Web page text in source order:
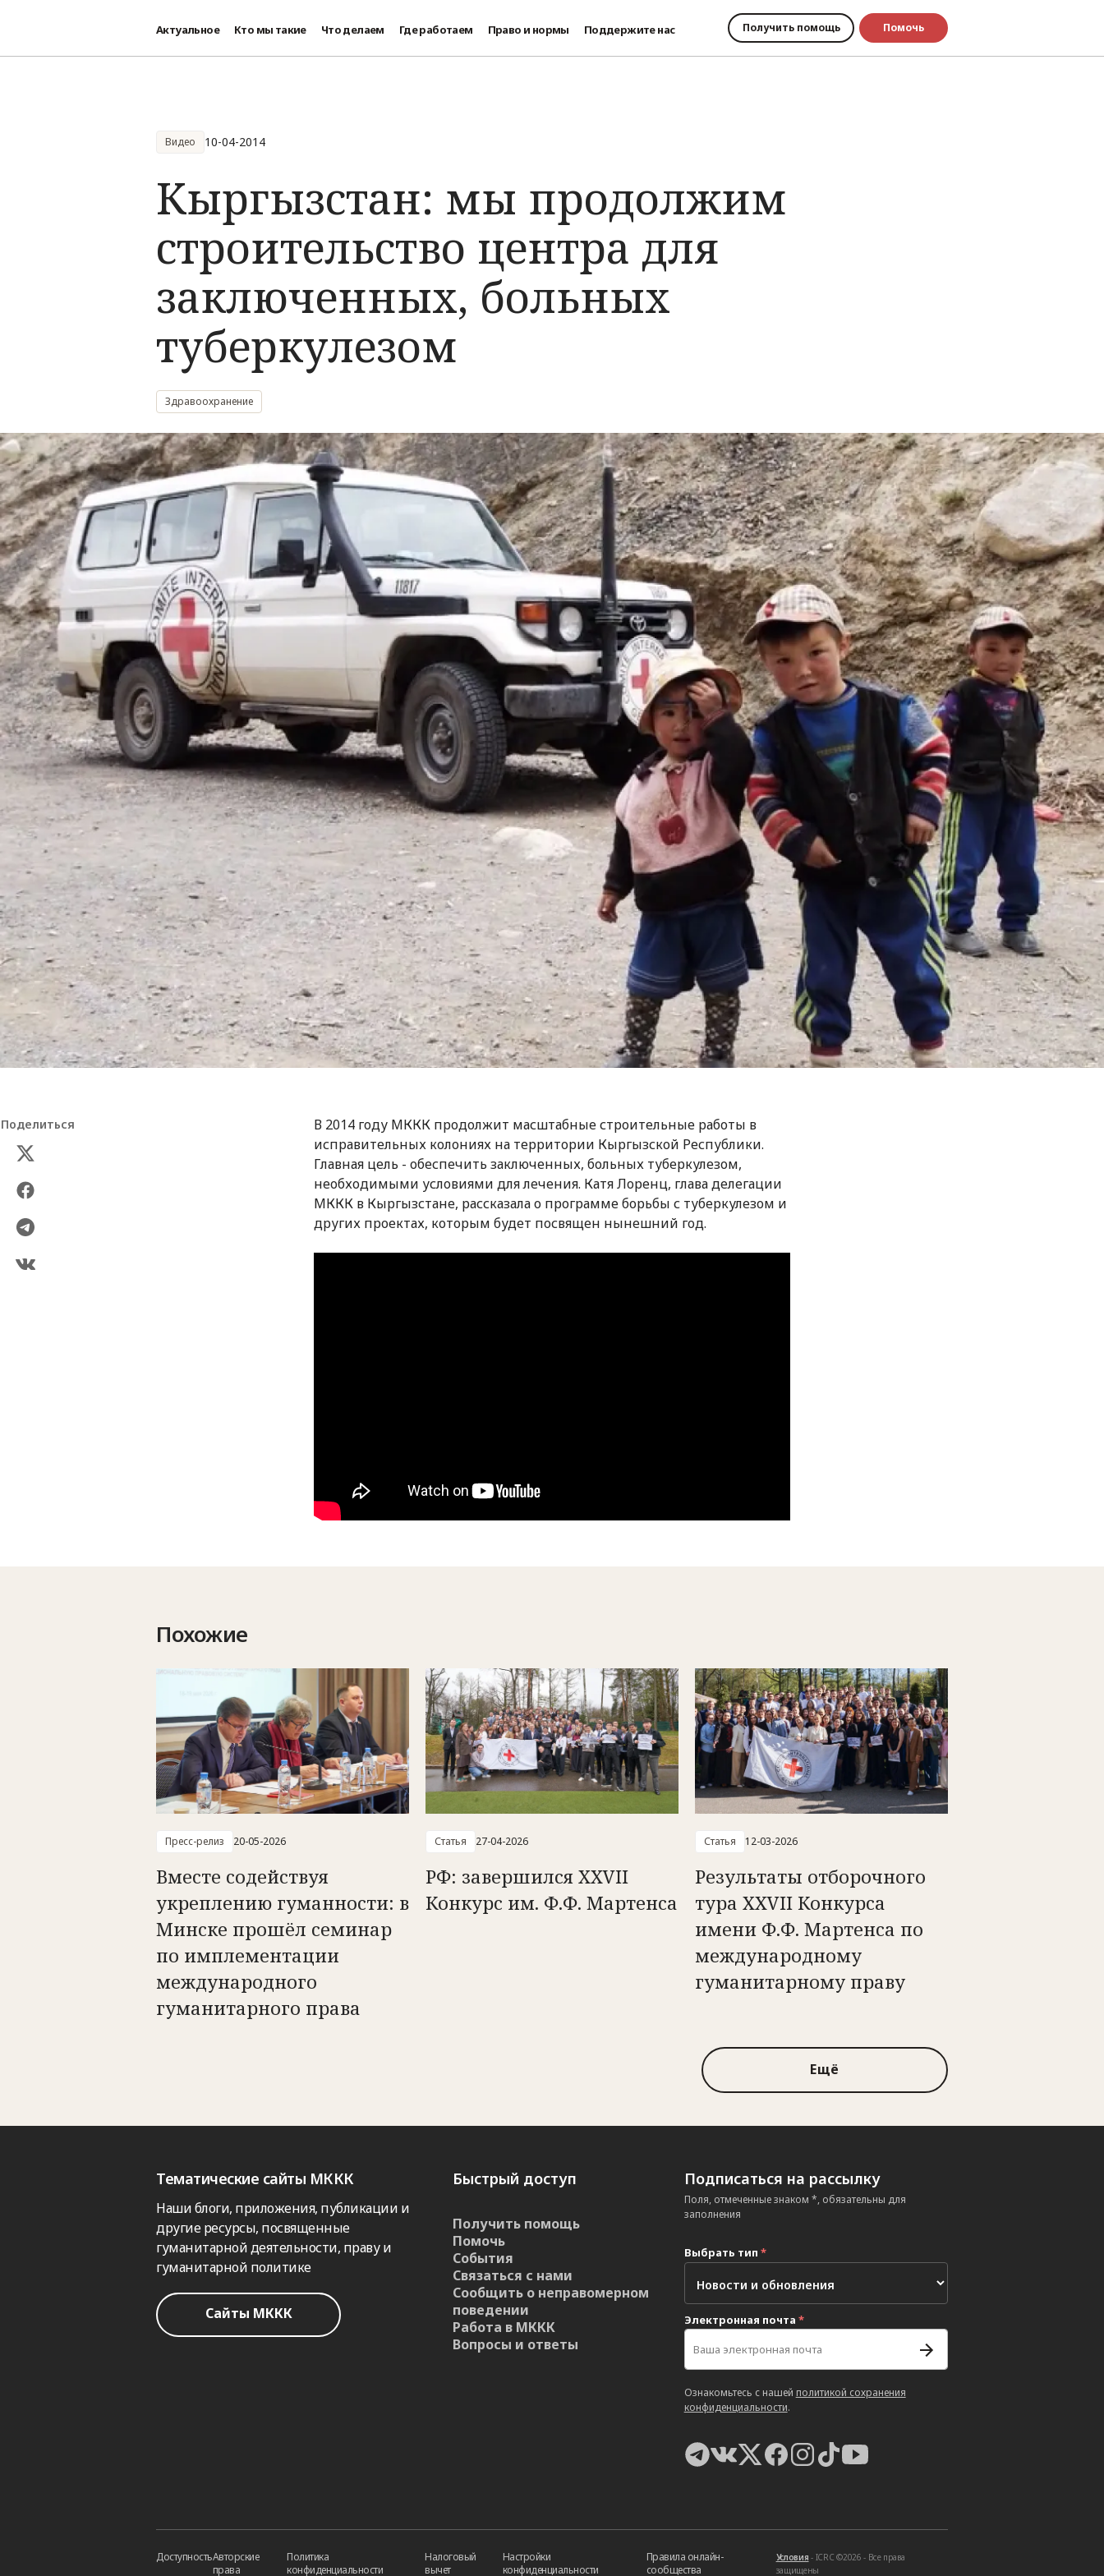
Актуальное Кто мы такие Что делаем Где работаем Право и нормы Поддержите нас Получить помощь Помочь
Видео 10-04-2014
Кыргызстан: мы продолжим
строительство центра для
заключенных, больных
туберкулезом
Здравоохранение
Поделиться
В 2014 году МККК продолжит масштабные строительные работы в
исправительных колониях на территории Кыргызской Республики.
Главная цель - обеспечить заключенных, больных туберкулезом,
необходимыми условиями для лечения. Катя Лоренц, глава делегации
МККК в Кыргызстане, рассказала о программе борьбы с туберкулезом и
других проектах, которым будет посвящен нынешний год.
Похожие
Пресс-релиз 20-05-2026
Вместе содействуя
укреплению гуманности: в
Минске прошёл семинар
по имплементации
международного
гуманитарного права
Статья 27-04-2026
РФ: завершился XXVII
Конкурс им. Ф.Ф. Мартенса
Статья 12-03-2026
Результаты отборочного
тура ХХVII Конкурса
имени Ф.Ф. Мартенса по
международному
гуманитарному праву
Ещё
Тематические сайты МККК
Наши блоги, приложения, публикации и
другие ресурсы, посвященные
гуманитарной деятельности, праву и
гуманитарной политике
Сайты МККК
Быстрый доступ
Получить помощь
Помочь
События
Связаться с нами
Сообщить о неправомерном
поведении
Работа в МККК
Вопросы и ответы
Подписаться на рассылку
Поля, отмеченные знаком *, обязательны для
заполнения
Выбрать тип *
Электронная почта *
Ознакомьтесь с нашей политикой сохранения
конфиденциальности.
ДоступностьАвторские
права
Политика
конфиденциальности
Налоговый
вычет
Настройки
конфиденциальности
Правила онлайн-
сообщества
Условия - ICRC ©2026 - Все права
защищены